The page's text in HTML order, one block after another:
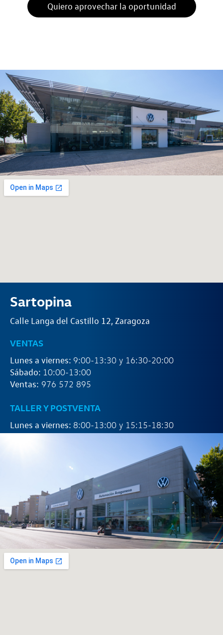
Quiero aprovechar la oportunidad
Sartopina
Calle Langa del Castillo 12, Zaragoza
VENTAS
Lunes a viernes: 9:00-13:30 y 16:30-20:00
Sábado: 10:00-13:00
Ventas: 976 572 895
TALLER Y POSTVENTA
Lunes a viernes: 8:00-13:00 y 15:15-18:30
Taller: 976 465 826